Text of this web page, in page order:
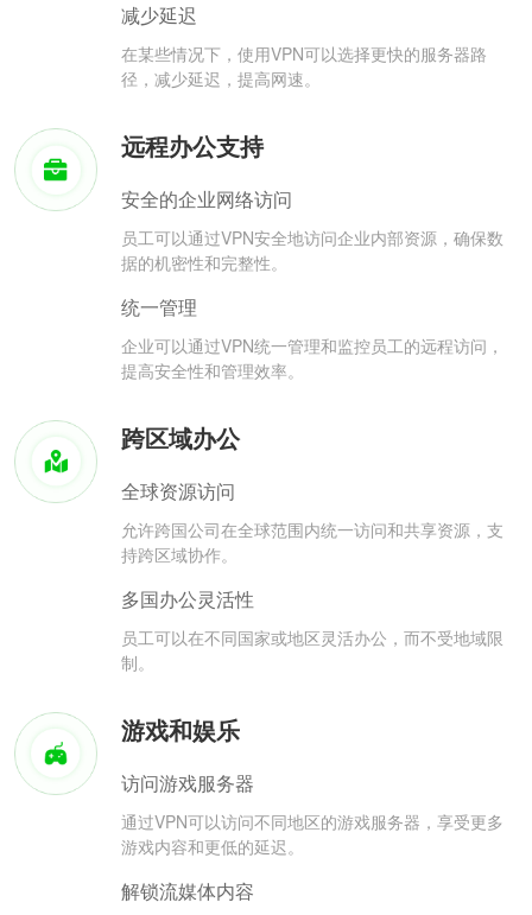
减少延迟
在某些情况下，使用VPN可以选择更快的服务器路
径，减少延迟，提高网速。
远程办公支持
安全的企业网络访问
员工可以通过VPN安全地访问企业内部资源，确保数
据的机密性和完整性。
统一管理
企业可以通过VPN统一管理和监控员工的远程访问，
提高安全性和管理效率。
跨区域办公
全球资源访问
允许跨国公司在全球范围内统一访问和共享资源，支
持跨区域协作。
多国办公灵活性
员工可以在不同国家或地区灵活办公，而不受地域限
制。
游戏和娱乐
访问游戏服务器
通过VPN可以访问不同地区的游戏服务器，享受更多
游戏内容和更低的延迟。
解锁流媒体内容